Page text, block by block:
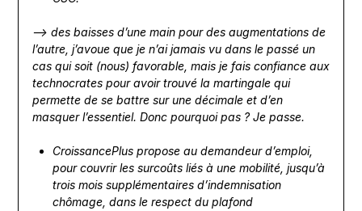
—> des baisses d’une main pour des augmentations de
l’autre, j’avoue que je n’ai jamais vu dans le passé un
cas qui soit (nous) favorable, mais je fais confiance aux
technocrates pour avoir trouvé la martingale qui
permette de se battre sur une décimale et d’en
masquer l’essentiel. Donc pourquoi pas ? Je passe.
CroissancePlus propose au demandeur d’emploi,
pour couvrir les surcoûts liés à une mobilité, jusqu’à
trois mois supplémentaires d’indemnisation
chômage, dans le respect du plafond